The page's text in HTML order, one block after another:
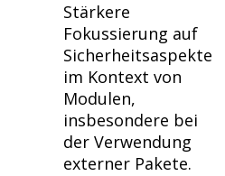
Stärkere
Fokussierung auf
Sicherheitsaspekte
im Kontext von
Modulen,
insbesondere bei
der Verwendung
externer Pakete.